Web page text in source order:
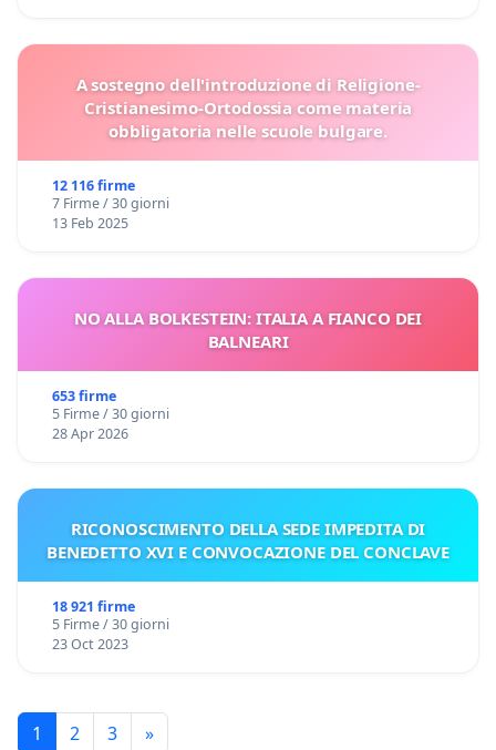
A sostegno dell'introduzione di Religione-
Cristianesimo-Ortodossia come materia
obbligatoria nelle scuole bulgare.
12 116 firme
7 Firme / 30 giorni
13 Feb 2025
NO ALLA BOLKESTEIN: ITALIA A FIANCO DEI
BALNEARI
653 firme
5 Firme / 30 giorni
28 Apr 2026
RICONOSCIMENTO DELLA SEDE IMPEDITA DI
BENEDETTO XVI E CONVOCAZIONE DEL CONCLAVE
18 921 firme
5 Firme / 30 giorni
23 Oct 2023
1 2 3 »